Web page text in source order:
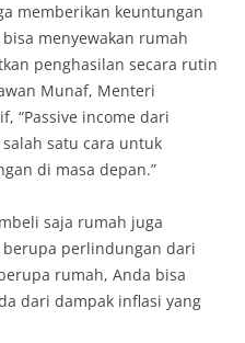
memberikan keuntungan
menyewakan rumah
penghasilan secara rutin
Munaf, Menteri
“Passive income dari
satu cara untuk
di masa depan.”
saja rumah juga
perlindungan dari
rumah, Anda bisa
dari dampak inflasi yang